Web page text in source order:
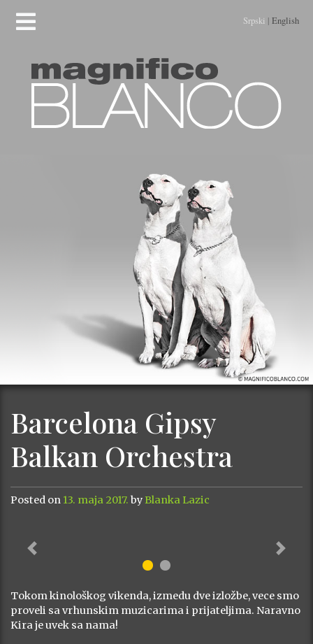
Srpski | English
Barcelona Gipsy
Balkan Orchestra
Posted on 13. maja 2017. by Blanka Lazic
Previous Next
Tokom kinološkog vikenda, izmedu dve izložbe, vece smo
proveli sa vrhunskim muzicarima i prijateljima. Naravno
Kira je uvek sa nama!